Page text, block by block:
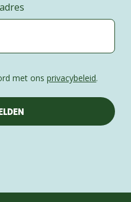
met onsprivacybeleid.